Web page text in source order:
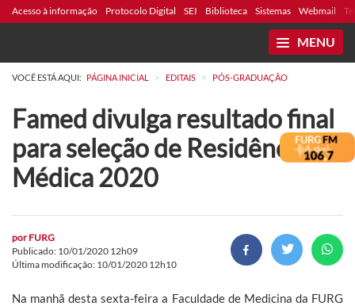
Acesso à informação Protocolo Digital SEI Biblioteca Sistemas Webmail
MENU
VOCÊ ESTÁ AQUI: PÁGINA INICIAL > EDITAIS > PÓS-GRADUAÇÃO
Famed divulga resultado final
para seleção de Residência
Médica 2020
por FURG
Publicado: 10/01/2020 12h09
Última modificação: 10/01/2020 12h10
Na manhã desta sexta-feira a Faculdade de Medicina da FURG